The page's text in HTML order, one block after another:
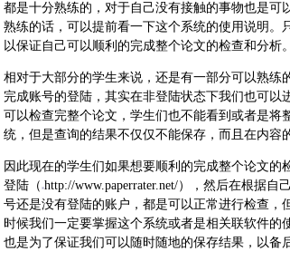
都是十分熟练的，对于自己没有接触的事物也是
熟练的话，可以提前看一下这个系统的使用说明
以保证自己可以顺利的完成整个论文的检查和分析。
相对于大部分的学生来说，还是有一部分可以熟练
完成账号的登陆，其实在非登陆状态下我们也可
可以检查完整个论文，学生们也不能看到或者是
统，但是查询的结果不仅仅不能保存，而且在内容
因此现在的学生们如果想要顺利的完成整个论文的
登陆（ http://www.paperrater.net/），然后在根据
号还是没有登陆的账户，都是可以正常进行检查
时候我们一定要掌握这个系统或者是相关联软件的
也是为了保证我们可以随时随地的保存结果，以备